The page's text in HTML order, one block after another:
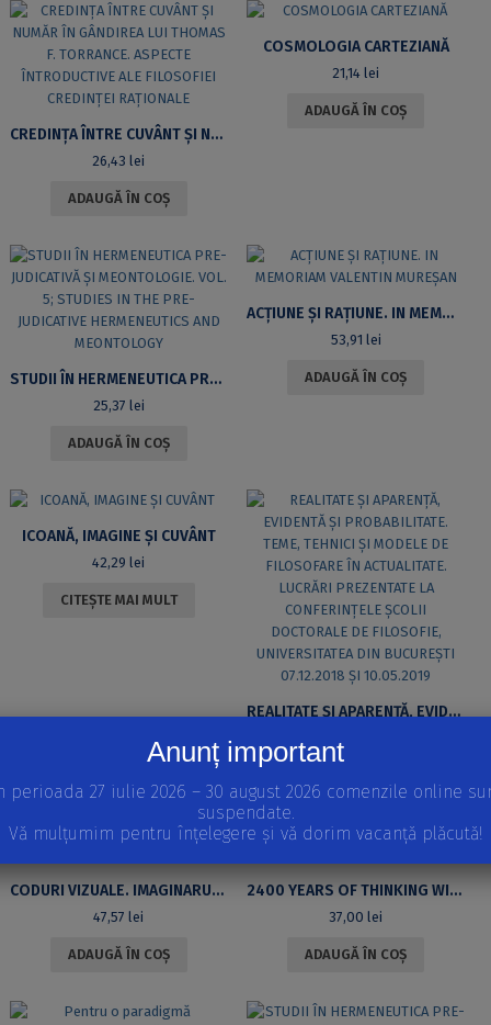
CREDINȚA ÎNTRE CUVÂNT ȘI NUMĂR ÎN GÂNDIREA LUI THOMAS F. TORRANCE. ASPECTE ÎNTRODUCTIVE ALE FILOSOFIEI CREDINȚEI RAȚIONALE
26,43lei
ADAUGĂ ÎN COȘ
COSMOLOGIA CARTEZIANĂ
21,14lei
ADAUGĂ ÎN COȘ
STUDII ÎN HERMENEUTICA PRE-JUDICATIVĂ ȘI MEONTOLOGIE. VOL. 5; STUDIES IN THE PRE-JUDICATIVE HERMENEUTICS AND MEONTOLOGY
25,37 lei
ADAUGĂ ÎN COȘ
ACȚIUNE ȘI RAȚIUNE. IN MEMORIAM VALENTIN MUREȘAN
53,91 lei
ADAUGĂ ÎN COȘ
ICOANĂ, IMAGINE ȘI CUVÂNT
42,29lei
CITEȘTE MAI MULT
REALITATE ȘI APARENȚĂ, EVIDENTĂ ȘI PROBABILITATE. TEME, TEHNICI ȘI MODELE DE FILOSOFARE ÎN ACTUALITATE. LUCRĂRI PREZENTATE LA CONFERINȚELE ȘCOLII DOCTORALE DE FILOSOFIE, UNIVERSITATEA DIN BUCUREȘTI 07.12.2018 ȘI 10.05.2019
CODURI VIZUALE. IMAGINARUL BUCUREȘTIULUI EVREIESC
47,57lei
ADAUGĂ ÎN COȘ
2400 YEARS OF THINKING WITH ARISTOTLE
37,00lei
ADAUGĂ ÎN COȘ
Anunț important
perioada 27 iulie 2026 – 30 august 2026 comenzile online
suspendate.
Vă mulțumim pentru înțelegere și vă dorim vacanță plăcută!